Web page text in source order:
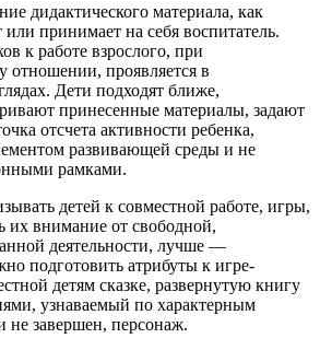
дидактического материала, как
принимает на себя воспитатель.
к работе взрослого, при
отношении, проявляется в
Дети подходят ближе,
принесенные материалы, задают
отсчета активности ребенка,
развивающей среды и не
рамками.
детей к совместной работе, игры,
их внимание от свободной,
деятельности, лучше —
подготовить атрибуты к игре-
детям сказке, развернутую книгу
узнаваемый по характерным
не завершен, персонаж.